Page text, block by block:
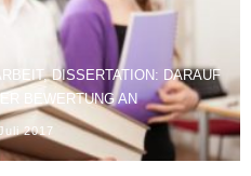
DISSERTATION: DARAUF
BEWERTUNG AN
2017